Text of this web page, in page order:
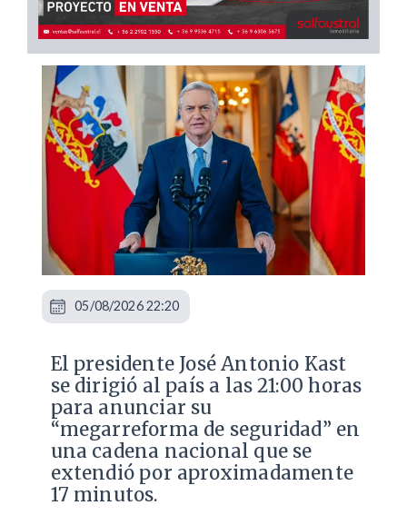
El presidente José Antonio Kast
se dirigió al país a las 21:00 horas
para anunciar su
“megarreforma de seguridad” en
una cadena nacional que se
extendió por aproximadamente
17 minutos.
05/08/2026 22:20